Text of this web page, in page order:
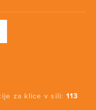
za klice v sili: 113